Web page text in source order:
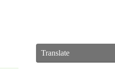
Translate